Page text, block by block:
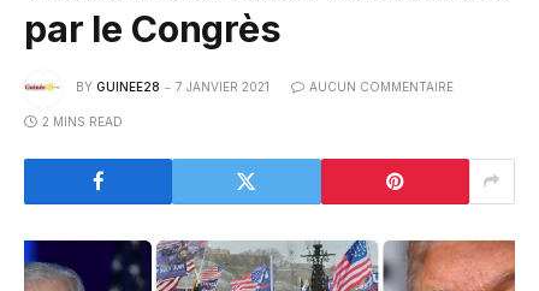
par le Congrès
BY GUINEE28 7 JANVIER 2021 AUCUN COMMENTAIRE
2 MINS READ